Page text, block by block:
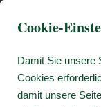
Cookie-
Damit Sie unsere
Cookies
damit unsere